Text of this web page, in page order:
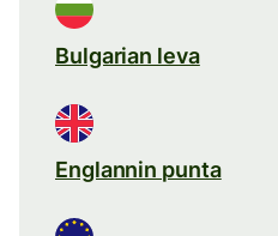
Bulgarian leva
Englannin punta